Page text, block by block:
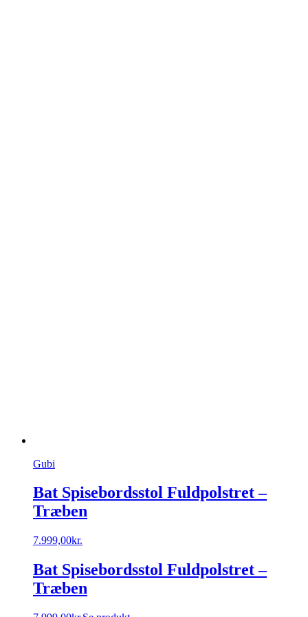
Gubi
Bat Spisebordsstol Fuldpolstret –
Træben
7.999,00kr.
Bat Spisebordsstol Fuldpolstret –
Træben